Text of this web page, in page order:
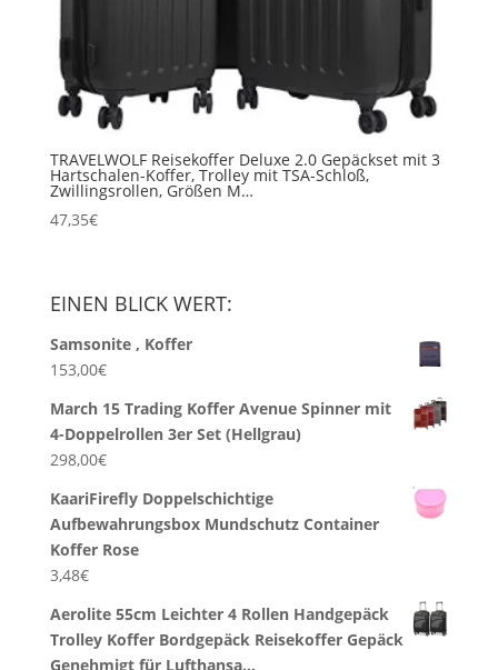
TRAVELWOLF Reisekoffer Deluxe 2.0 Gepäckset mit 3
Hartschalen-Koffer, Trolley mit TSA-Schloß,
Zwillingsrollen, Größen M…
47,35€
EINEN BLICK WERT:
Samsonite , Koffer
153,00€
March 15 Trading Koffer Avenue Spinner mit
4-Doppelrollen 3er Set (Hellgrau)
298,00€
KaariFirefly Doppelschichtige
Aufbewahrungsbox Mundschutz Container
Koffer Rose
3,48€
Aerolite 55cm Leichter 4 Rollen Handgepäck
Trolley Koffer Bordgepäck Reisekoffer Gepäck
Genehmigt für Lufthansa…